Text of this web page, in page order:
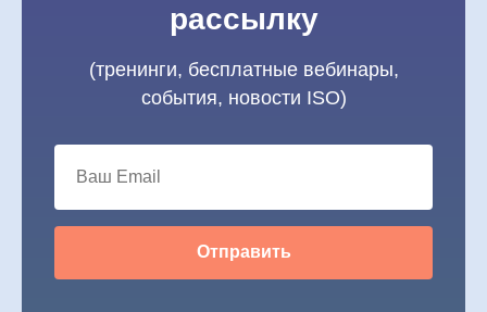
рассылку
(тренинги, бесплатные вебинары,
события, новости ISO)
Отправить